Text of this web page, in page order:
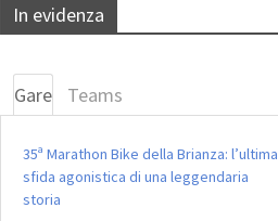
In evidenza
Gare Teams
35ª Marathon Bike della Brianza: l’ultima
sfida agonistica di una leggendaria
storia